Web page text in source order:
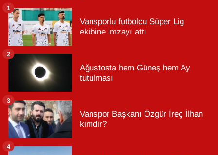
Vansporlu futbolcu Süper Lig
ekibine imzayı attı
1
Ağustosta hem Güneş hem Ay
tutulması
2
Vanspor Başkanı Özgür İreç İlhan
kimdir?
3
4